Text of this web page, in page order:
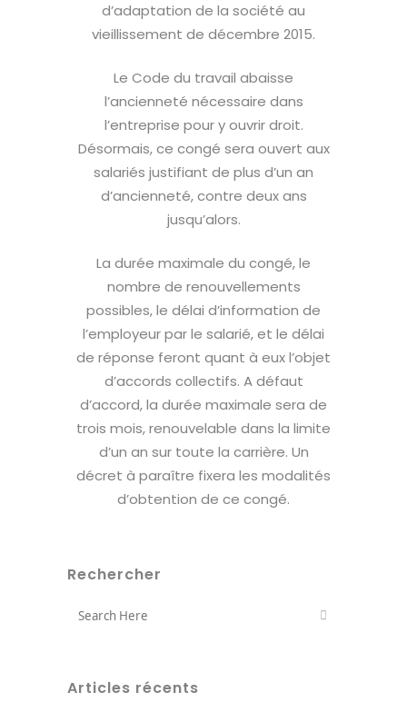
d’adaptation de la société au
vieillissement de décembre 2015.
Le Code du travail abaisse
l’ancienneté nécessaire dans
l’entreprise pour y ouvrir droit.
Désormais, ce congé sera ouvert aux
salariés justifiant de plus d’un an
d’ancienneté, contre deux ans
jusqu’alors.
La durée maximale du congé, le
nombre de renouvellements
possibles, le délai d’information de
l’employeur par le salarié, et le délai
de réponse feront quant à eux l’objet
d’accords collectifs. A défaut
d’accord, la durée maximale sera de
trois mois, renouvelable dans la limite
d’un an sur toute la carrière. Un
décret à paraître fixera les modalités
d’obtention de ce congé.
Rechercher
Articles récents